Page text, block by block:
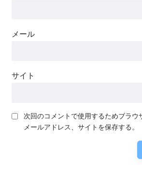
メール
サイト
次回のコメントで使用するためブラウ
メールアドレス、サイトを保存する。